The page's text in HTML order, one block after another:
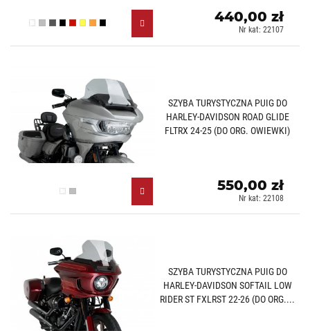
Przezroczysty (W)
Lekko przyciemniany (H)
Mocno przyciemniany (F)
Czarny (N)
Czerwony (R)
Żółty (G)
Pomarańczowy (T)
Czarny mat (J)
440,00 zł
Nr kat: 22107
SZYBA TURYSTYCZNA PUIG DO
HARLEY-DAVIDSON ROAD GLIDE
FLTRX 24-25 (DO ORG. OWIEWKI)
Przezroczysty (W)
Lekko przyciemniany (H)
550,00 zł
Nr kat: 22108
SZYBA TURYSTYCZNA PUIG DO
HARLEY-DAVIDSON SOFTAIL LOW
RIDER ST FXLRST 22-26 (DO ORG....